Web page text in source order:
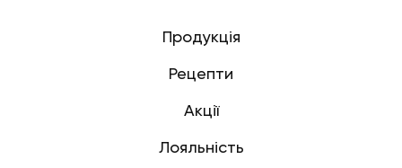
Продукція
Рецепти
Акції
Лояльність